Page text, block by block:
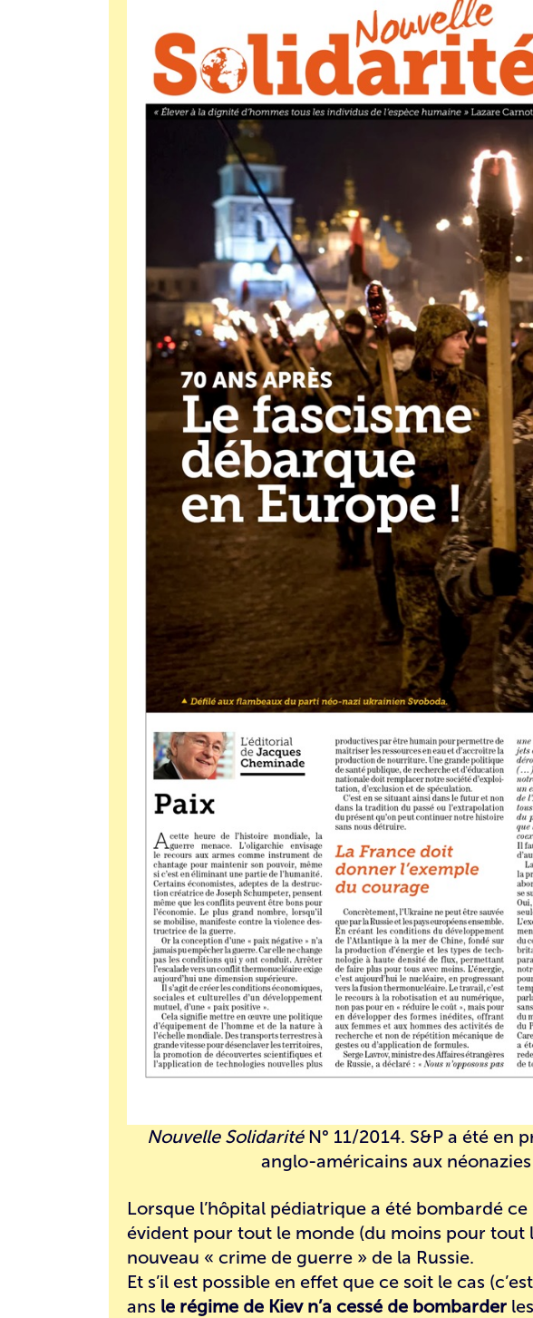
Nouvelle SolidaritéN° 11/2014. S&P a été en
anglo-américains aux
Lorsque l’hôpital pédiatrique a été bombardé
évident pour tout le monde (du moins pour tout
nouveau « crime de guerre » de la Russie.
Et s’il est possible en effet que ce soit le cas
ans le régime de Kiev n’a cessé de bombarder